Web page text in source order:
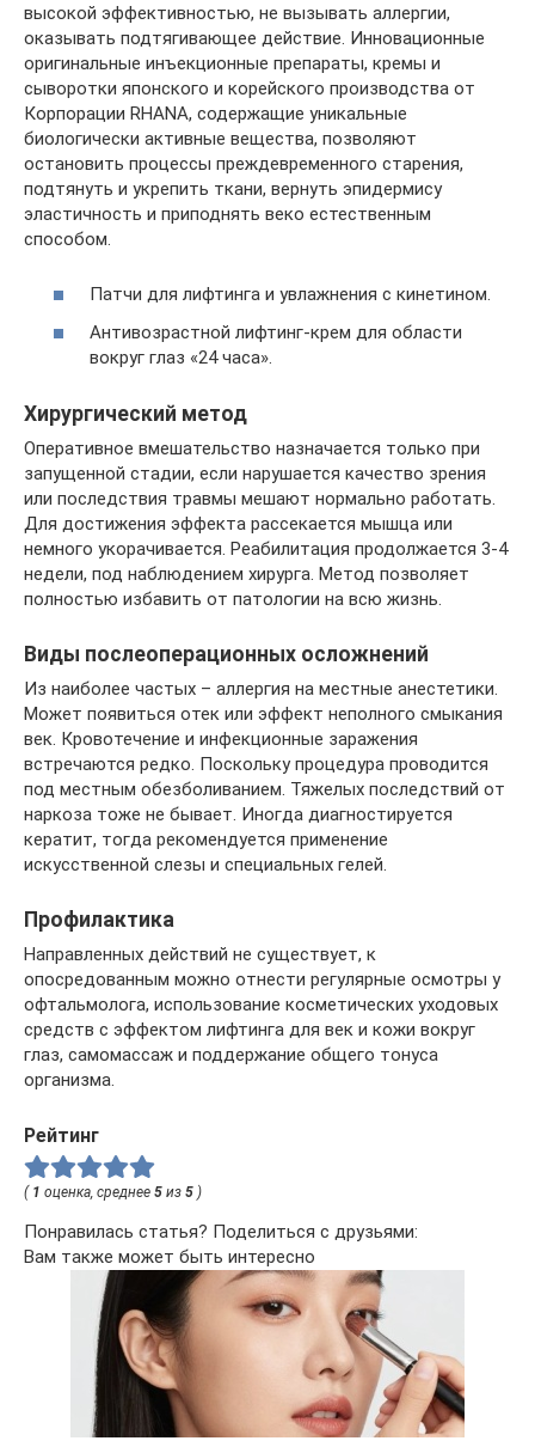
высокой эффективностью, не вызывать аллергии,
оказывать подтягивающее действие. Инновационные
оригинальные инъекционные препараты, кремы и
сыворотки японского и корейского производства от
Корпорации RHANA, содержащие уникальные
биологически активные вещества, позволяют
остановить процессы преждевременного старения,
подтянуть и укрепить ткани, вернуть эпидермису
эластичность и приподнять веко естественным
способом.
Патчи для лифтинга и увлажнения с кинетином.
Антивозрастной лифтинг-крем для области
вокруг глаз «24 часа».
Хирургический метод
Оперативное вмешательство назначается только при
запущенной стадии, если нарушается качество зрения
или последствия травмы мешают нормально работать.
Для достижения эффекта рассекается мышца или
немного укорачивается. Реабилитация продолжается 3-4
недели, под наблюдением хирурга. Метод позволяет
полностью избавить от патологии на всю жизнь.
Виды послеоперационных осложнений
Из наиболее частых – аллергия на местные анестетики.
Может появиться отек или эффект неполного смыкания
век. Кровотечение и инфекционные заражения
встречаются редко. Поскольку процедура проводится
под местным обезболиванием. Тяжелых последствий от
наркоза тоже не бывает. Иногда диагностируется
кератит, тогда рекомендуется применение
искусственной слезы и специальных гелей.
Профилактика
Направленных действий не существует, к
опосредованным можно отнести регулярные осмотры у
офтальмолога, использование косметических уходовых
средств с эффектом лифтинга для век и кожи вокруг
глаз, самомассаж и поддержание общего тонуса
организма.
Рейтинг
( 1 оценка, среднее 5 из 5 )
Понравилась статья? Поделиться с друзьями:
Вам также может быть интересно